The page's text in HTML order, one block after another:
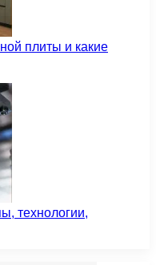
плиты и какие
технологии,